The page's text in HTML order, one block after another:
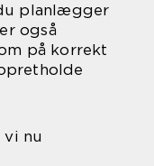
planlægger
også
på korrekt
nu